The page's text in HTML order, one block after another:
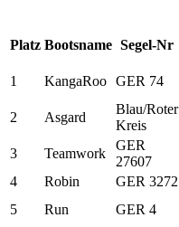
Platz Bootsname Segel-Nr
1
KangaRoo GER 74
2 Asgard
Blau/Roter
Kreis
3 Teamwork
GER
27607
4
Robin GER 3272
5
Run GER 4